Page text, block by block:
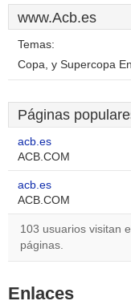
www.Acb.es
Temas:
Copa, y Supercopa
Páginas
acb.es
ACB.COM
acb.es
ACB.COM
103 usuarios visitan
páginas.
Enlaces